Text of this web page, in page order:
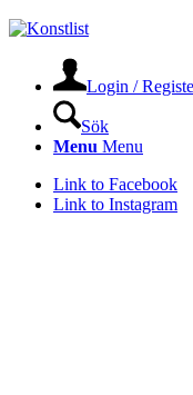
Login /
Sök
Menu Menu
Link to Facebook
Link to Instagram